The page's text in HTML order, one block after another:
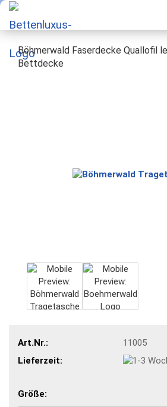
Böhmerwald Faserdecke Quallofil
Bettdecke
Art.Nr.:
11005
Lieferzeit:
Größe: